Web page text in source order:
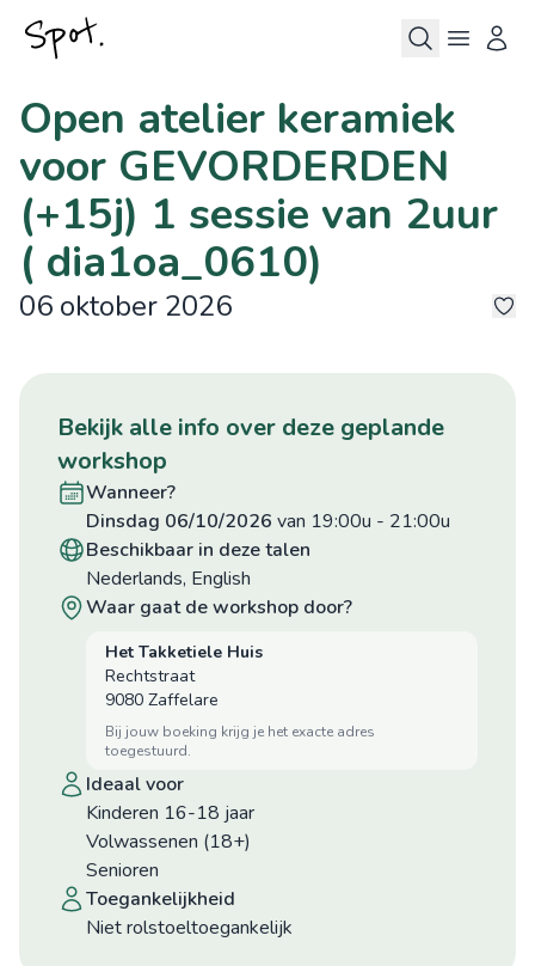
Open atelier keramiek
voor GEVORDERDEN
(+15j) 1 sessie van 2uur
( dia1oa_0610)
06 oktober 2026
bekijk alle info over deze geplande
workshop
wanneer?
dinsdag 06/10/2026 van 19:00u - 21:00u
beschikbaar in deze talen
Nederlands, English
waar gaat de workshop door?
Het Takketiele Huis
Rechtstraat
9080 Zaffelare
bij jouw boeking krijg je het exacte adres
toegestuurd.
ideaal voor
Kinderen 16-18 jaar
Volwassenen (18+)
Senioren
toegankelijkheid
niet rolstoeltoegankelijk